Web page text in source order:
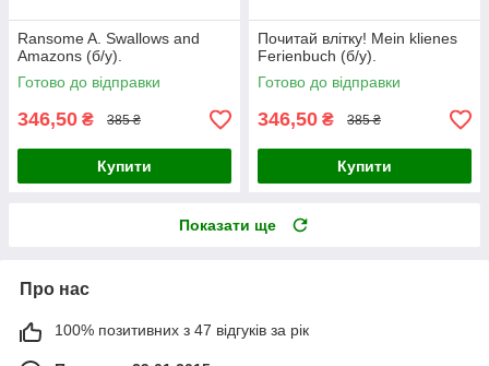
Ransome A. Swallows and
Amazons (б/у).
Готово до відправки
346,50 ₴ 385 ₴
Купити
Почитай влітку! Mein klienes
Ferienbuch (б/у).
Готово до відправки
346,50 ₴ 385 ₴
Купити
Показати ще
Про нас
100% позитивних з 47 відгуків за рік